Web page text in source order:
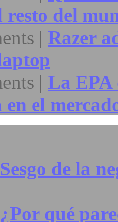
resto del
| Razer
| La EPA
en el
Sesgo de la
¿Por qué